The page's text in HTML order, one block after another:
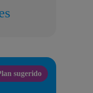
sugerido